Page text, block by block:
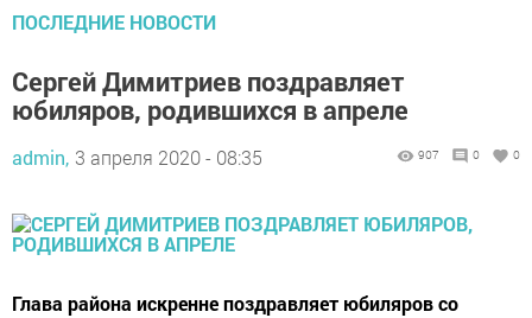
ПОСЛЕДНИЕ НОВОСТИ
Сергей Димитриев поздравляет
юбиляров, родившихся в апреле
admin, 3 апреля 2020 - 08:35 907 0 0
Глава района искренне поздравляет юбиляров со